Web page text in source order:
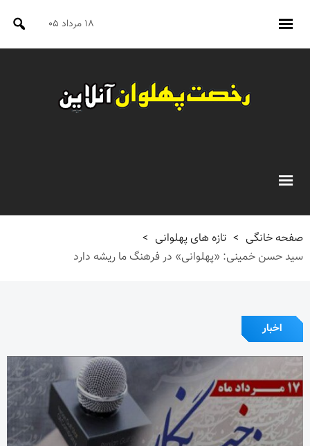
۱۸ مرداد ۰۵
صفحه خانگی > تازه های پهلوانی >
سید حسن خمینی: «پهلوانی» در فرهنگ ما ریشه دارد
اخبار